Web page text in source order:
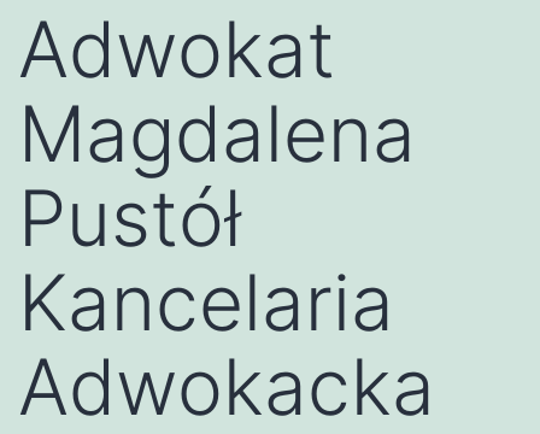
Adwokat
Magdalena
Pustół
Kancelaria
Adwokacka